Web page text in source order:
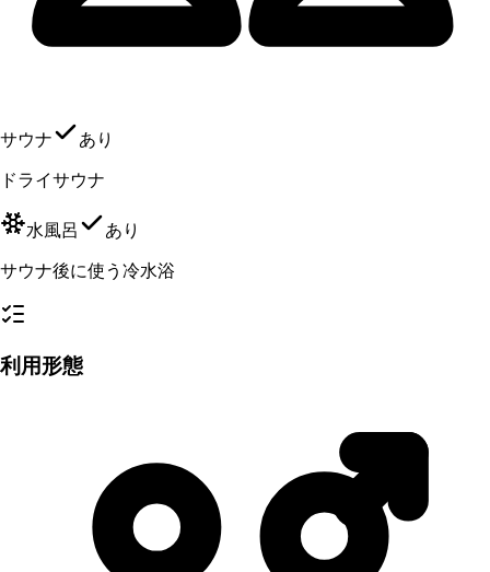
サウナ あり
ドライサウナ
水風呂 あり
サウナ後に使う冷水浴
利用形態